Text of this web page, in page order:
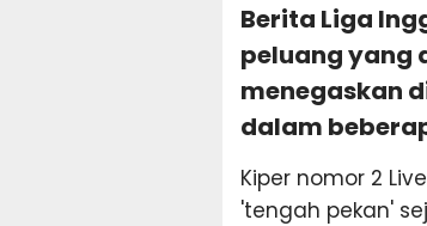
Berita Liga
peluang yang
menegaskan
dalam
Kiper nomor 2
'tengah pekan'